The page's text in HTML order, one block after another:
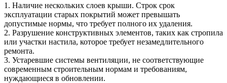
1. Наличие нескольких слоев крыши. Строк срок
эксплуатации старых покрытий может превышать
допустимые нормы, что требует полного их удаления.
2. Разрушение конструктивных элементов, таких как стропила
или участки настила, которое требует незамедлительного
ремонта.
3. Устаревшие системы вентиляции, не соответствующие
современным строительным нормам и требованиям,
нуждающиеся в обновлении.